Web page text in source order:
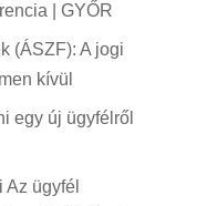
| GYŐR
(ÁSZF): A jogi
kívül
egy új ügyfélről
Az ügyfél